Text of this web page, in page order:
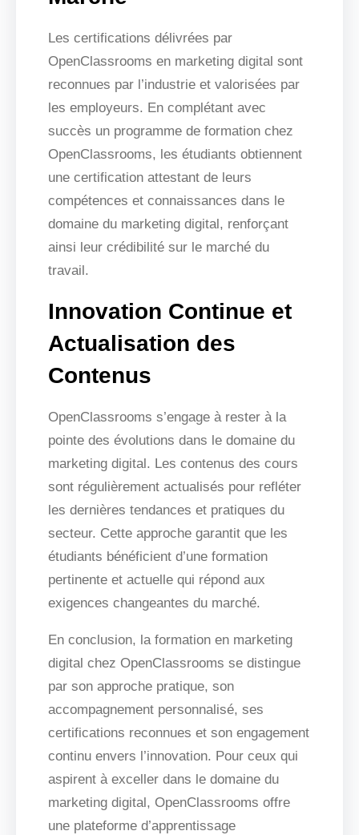
Les certifications délivrées par
OpenClassrooms en marketing digital sont
reconnues par l’industrie et valorisées par
les employeurs. En complétant avec
succès un programme de formation chez
OpenClassrooms, les étudiants obtiennent
une certification attestant de leurs
compétences et connaissances dans le
domaine du marketing digital, renforçant
ainsi leur crédibilité sur le marché du
travail.
Innovation Continue et
Actualisation des
Contenus
OpenClassrooms s’engage à rester à la
pointe des évolutions dans le domaine du
marketing digital. Les contenus des cours
sont régulièrement actualisés pour refléter
les dernières tendances et pratiques du
secteur. Cette approche garantit que les
étudiants bénéficient d’une formation
pertinente et actuelle qui répond aux
exigences changeantes du marché.
En conclusion, la formation en marketing
digital chez OpenClassrooms se distingue
par son approche pratique, son
accompagnement personnalisé, ses
certifications reconnues et son engagement
continu envers l’innovation. Pour ceux qui
aspirent à exceller dans le domaine du
marketing digital, OpenClassrooms offre
une plateforme d’apprentissage